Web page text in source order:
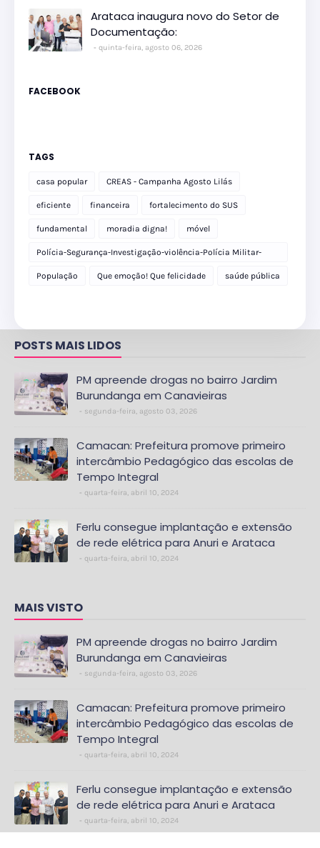
Arataca inaugura novo do Setor de
Documentação:
quinta-feira, agosto 06, 2026
FACEBOOK
TAGS
casa popular CREAS - Campanha Agosto Lilás
eficiente financeira fortalecimento do SUS
fundamental moradia digna! móvel
Polícia-Segurança-Investigação-violência-Polícia Militar-
delegacia
População Que emoção! Que felicidade saúde pública
POSTS MAIS LIDOS
PM apreende drogas no bairro Jardim
Burundanga em Canavieiras
segunda-feira, agosto 03, 2026
Camacan: Prefeitura promove primeiro
intercâmbio Pedagógico das escolas de
Tempo Integral
quarta-feira, abril 10, 2024
Ferlu consegue implantação e extensão
de rede elétrica para Anuri e Arataca
quarta-feira, abril 10, 2024
MAIS VISTO
PM apreende drogas no bairro Jardim
Burundanga em Canavieiras
segunda-feira, agosto 03, 2026
Camacan: Prefeitura promove primeiro
intercâmbio Pedagógico das escolas de
Tempo Integral
quarta-feira, abril 10, 2024
Ferlu consegue implantação e extensão
de rede elétrica para Anuri e Arataca
quarta-feira, abril 10, 2024